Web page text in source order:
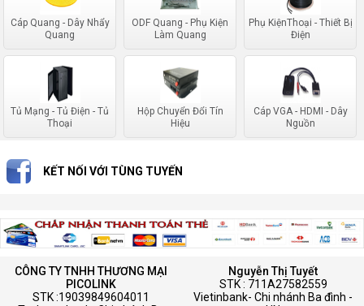
Cáp Quang - Dây Nhẩy
Quang
ODF Quang - Phụ Kiện
Làm Quang
Phụ KiệnThoại - Thiết Bị
Điện
Tủ Mạng - Tủ Điện - Tủ
Thoại
Hộp Chuyển Đổi Tín
Hiệu
Cáp VGA - HDMI - Dây
Nguồn
KẾT NỐI VỚI TÙNG TUYẾN
CÔNG TY TNHH THƯƠNG MẠI
PICOLINK
STK :19039849604011
Nguyễn Thị Tuyết
STK : 711A27582559
Vietinbank- Chi nhánh Ba đình -